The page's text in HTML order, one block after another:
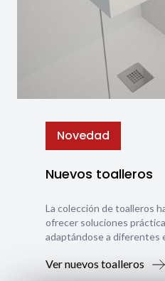
Novedad
Nuevos toalleros
La colección de toalleros
ofrecer soluciones
adaptándose a diferentes
Ver nuevos toalleros